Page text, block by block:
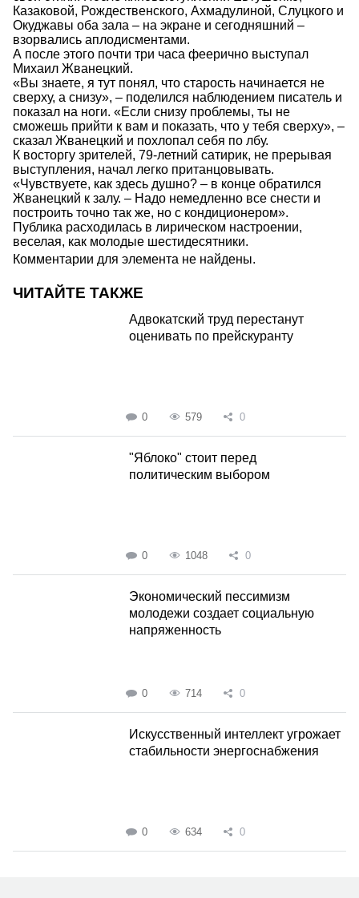
Казаковой, Рождественского, Ахмадулиной, Слуцкого и
Окуджавы оба зала – на экране и сегодняшний –
взорвались аплодисментами.
А после этого почти три часа феерично выступал
Михаил Жванецкий.
«Вы знаете, я тут понял, что старость начинается не
сверху, а снизу», – поделился наблюдением писатель и
показал на ноги. «Если снизу проблемы, ты не
сможешь прийти к вам и показать, что у тебя сверху», –
сказал Жванецкий и похлопал себя по лбу.
К восторгу зрителей, 79-летний сатирик, не прерывая
выступления, начал легко пританцовывать.
«Чувствуете, как здесь душно? – в конце обратился
Жванецкий к залу. – Надо немедленно все снести и
построить точно так же, но с кондиционером».
Публика расходилась в лирическом настроении,
веселая, как молодые шестидесятники.
Комментарии для элемента не найдены.
ЧИТАЙТЕ ТАКЖЕ
Адвокатский труд перестанут
оценивать по прейскуранту
0 579 0
"Яблоко" стоит перед
политическим выбором
0 1048 0
Экономический пессимизм
молодежи создает социальную
напряженность
0 714 0
Искусственный интеллект угрожает
стабильности энергоснабжения
0 634 0